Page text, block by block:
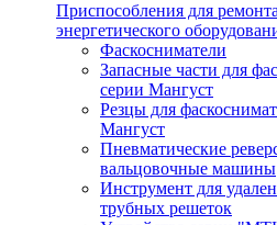
Приспособления для ремонта
энергетического
Фаскосниматели
Запасные части для
серии Мангуст
Резцы для
Мангуст
Пневматические
вальцовочные машины
Инструмент для
трубных решеток